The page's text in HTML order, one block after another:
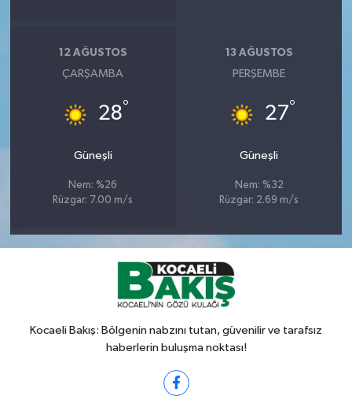
12 AĞUSTOS
ÇARŞAMBA
28°
Güneşli
Nem: %26
Rüzgar: 7.00 m/s
13 AĞUSTOS
PERŞEMBE
27°
Güneşli
Nem: %32
Rüzgar: 2.69 m/s
Kocaeli Bakış: Bölgenin nabzını tutan, güvenilir ve tarafsız
haberlerin buluşma noktası!